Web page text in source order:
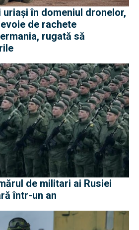
uriași în domeniul dronelor,
de rachete
rugată să
de militari ai Rusiei
într-un an